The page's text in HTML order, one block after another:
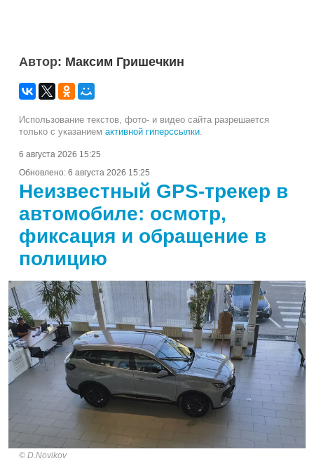
Автор: Максим Гришечкин
Использование текстов, фото- и видео сайта разрешается
только с указанием активной гиперссылки.
6 августа 2026 15:25
Обновлено: 6 августа 2026 15:25
Неизвестный GPS-трекер в
автомобиле: осмотр,
фиксация и обращение в
полицию
D.Novikov